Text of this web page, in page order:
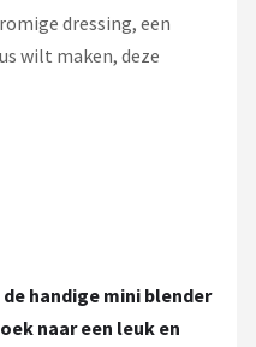
dressing, een
wilt maken, deze
handige mini blender
naar een leuk en